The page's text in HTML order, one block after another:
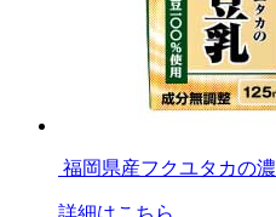
福岡県産フクユタカの